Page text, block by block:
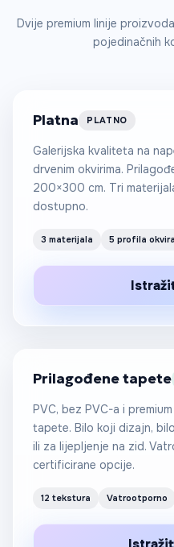
Dvije premium linije
pojedinačnih
Platna PLATNO
Galerijska kvaliteta na
drvenim okvirima.
200×300 cm. Tri
dostupno.
3 materijala 5 profila okvira
Prilagođene tapete
PVC, bez PVC-a i
tapete. Bilo koji dizajn,
ili za lijepljenje na zid.
certificirane opcije.
12 tekstura Vatrootporno